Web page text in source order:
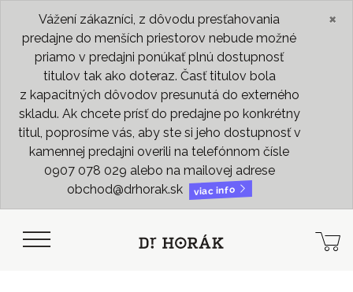
Vážení zákazníci, z dôvodu presťahovania
predajne do menších priestorov nebude možné
priamo v predajni ponúkať plnú dostupnosť
titulov tak ako doteraz. Časť titulov bola
z kapacitných dôvodov presunutá do externého
skladu. Ak chcete prísť do predajne po konkrétny
titul, poprosíme vás, aby ste si jeho dostupnosť v
kamennej predajni overili na telefónnom čísle
0907 078 029 alebo na mailovej adrese
obchod@drhorak.sk
viac info
×